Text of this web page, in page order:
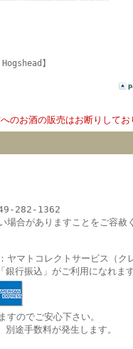
】
のお酒の販売はお断りしてお
282-1362
合がありますことをご容赦
ヤマトコレクトサービス（ク
「銀行振込」がご利用になれます
のでご安心下さい。
途手数料が発生します。